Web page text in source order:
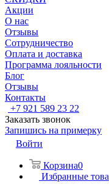
Акции
О нас
Отзывы
Сотрудничество
Оплата и доставка
Программа лояльности
Блог
Отзывы
Контакты
+7 921 589 23 22
Заказать звонок
Запишись на примерку
Войти
Корзина0
Избранные